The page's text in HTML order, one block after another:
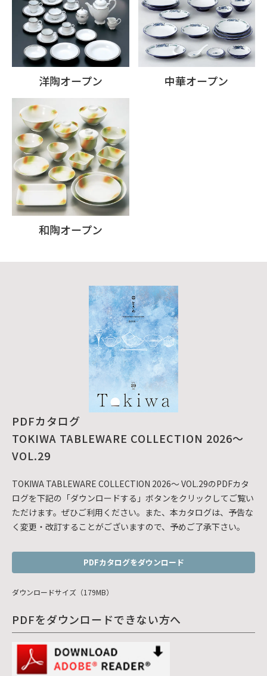
洋陶オープン 中華オープン
和陶オープン
PDFカタログ
TOKIWA TABLEWARE COLLECTION 2026～
VOL.29
TOKIWA TABLEWARE COLLECTION 2026～ VOL.29のPDFカタ
ログを下記の「ダウンロードする」ボタンをクリックしてご覧い
ただけます。ぜひご利用ください。また、本カタログは、予告な
く変更・改訂することがございますので、予めご了承下さい。
PDFカタログをダウンロード
ダウンロードサイズ（179MB）
PDFをダウンロードできない方へ